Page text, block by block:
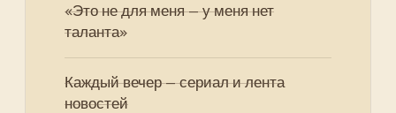
«Это не для меня — у меня нет
таланта»
Каждый вечер — сериал и лента
новостей